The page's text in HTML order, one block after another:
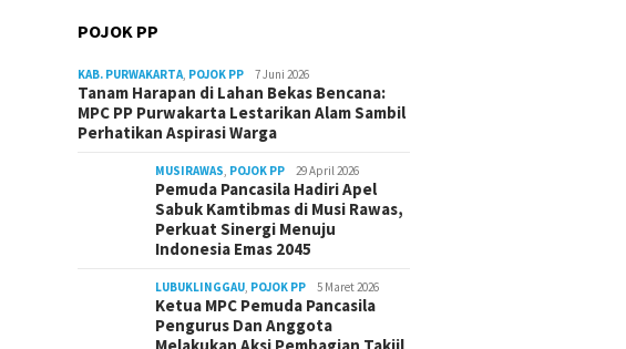
POJOK PP
KAB. PURWAKARTA, POJOK PP 7 Juni 2026
Tanam Harapan di Lahan Bekas Bencana:
MPC PP Purwakarta Lestarikan Alam Sambil
Perhatikan Aspirasi Warga
MUSIRAWAS, POJOK PP 29 April 2026
Pemuda Pancasila Hadiri Apel
Sabuk Kamtibmas di Musi Rawas,
Perkuat Sinergi Menuju
Indonesia Emas 2045
LUBUKLINGGAU, POJOK PP 5 Maret 2026
Ketua MPC Pemuda Pancasila
Pengurus Dan Anggota